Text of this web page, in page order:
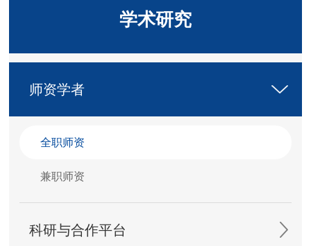
学术研究
师资学者
全职师资
兼职师资
科研与合作平台